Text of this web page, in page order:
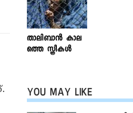
ന്‍ഫോക്ലിനിക്ക്
ലേഖനം
വായിക്കാം
താലിബാന്‍ കാല
ത്തെ സ്ത്രീകള്‍
YOU MAY LIKE